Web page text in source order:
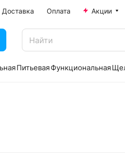
Доставка Оплата Акции
ПитьеваяФункциональная